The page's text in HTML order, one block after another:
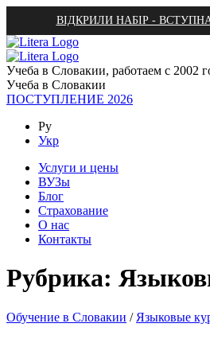
ВІДКРИЛИ НАБІР -
Учеба в Словакии, работаем с 2002
Учеба в Словакии
ПОСТУПЛЕНИЕ 2026
Ру
Укр
Услуги и цены
ВУЗы
Блог
Страхование
О нас
Контакты
Рубрика:
Обучение в Словакии / Языковые